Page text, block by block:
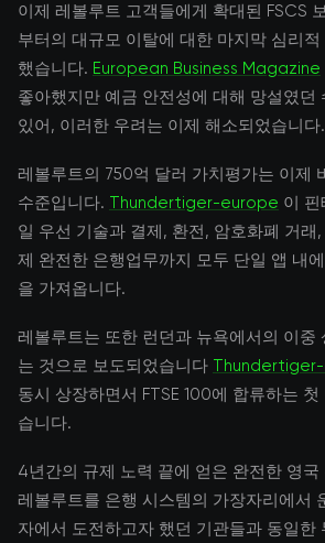
이제 레볼루트 고객들에게 확대된 FSCS
부터의 대규모 이탈에 대한 마지막 심리
했습니다. European Business Magazine
좋아했지만 예금 안전성에 대해 망설였던
있어, 이러한 우려는 이제 해소되었습니다.
레볼루트의 750억 달러 가치평가는 이제
수준입니다. Thundertiger-europe 이
일 우선 기술과 결제, 환전, 암호화폐 거래
제 완전한 은행업무까지 모두 단일 앱 내
을 가져옵니다.
레볼루트는 또한 런던과 뉴욕에서의 이중
는 것으로 보도되었습니다
동시 상장하면서 FTSE 100에 합류하는
습니다.
4년간의 규제 노력 끝에 얻은 완전한 영국
레볼루트를 은행 시스템의 가장자리에서
자에서 도전하고자 했던 기관들과 동일한